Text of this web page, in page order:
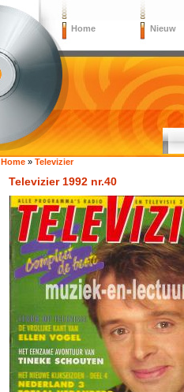
Home Nieuw
Home » Televizier
Televizier 1992 nr.40